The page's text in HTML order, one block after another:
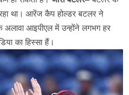
था। आरेंज कैप होल्डर बटलर ने
आइपीएल में उन्होंने लगभग हर
का हिस्सा हैं।